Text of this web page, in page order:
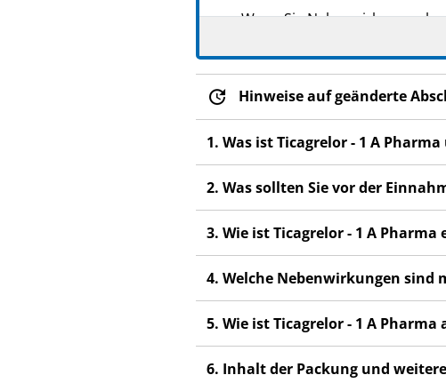
Wenn Sie Nebenwirkungen
Nebenwirkungen, die nicht in
Hinweise auf geänderte
1. Was ist Ticagrelor - 1 A
2. Was sollten Sie vor der
3. Wie ist Ticagrelor - 1 A Pharma
4. Welche Nebenwirkungen sind
5. Wie ist Ticagrelor - 1 A
6. Inhalt der Packung und